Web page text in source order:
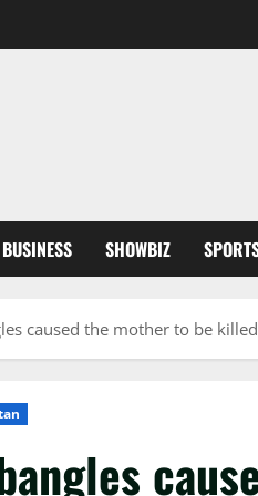
BUSINESS SHOWBIZ
caused the mother to be